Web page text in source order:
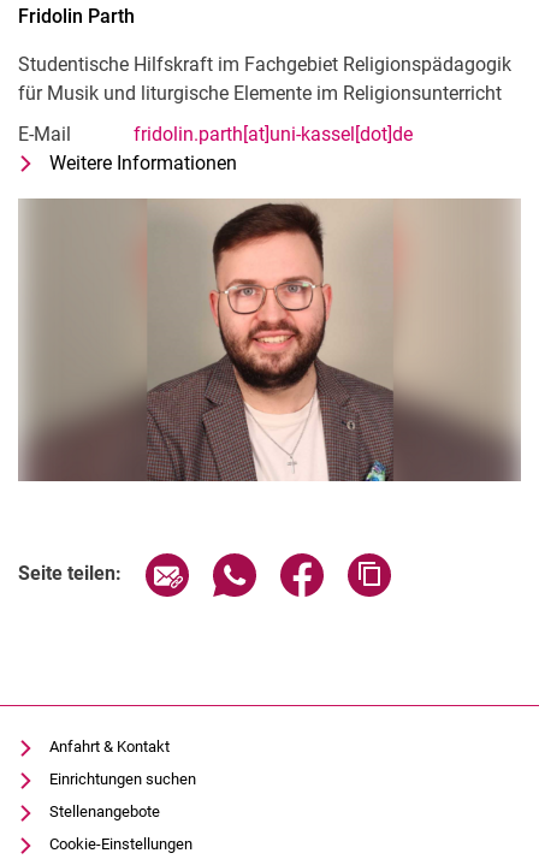
Fridolin Parth
Studentische Hilfskraft im Fachgebiet Religionspädagogik
für Musik und liturgische Elemente im Religionsunterricht
E-Mail
fridolin.parth[at]uni-kassel[dot]de
Weitere Informationen
Seite teilen: Seite über E-Mail teilen
Seite über WhatsApp teilen
Seite über Facebook
Anfahrt & Kontakt
Einrichtungen suchen
Stellenangebote
Cookie-Einstellungen